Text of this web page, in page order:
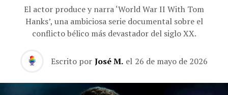
El actor produce y narra ‘World War II With Tom
Hanks’, una ambiciosa serie documental sobre el
conflicto bélico más devastador del siglo XX.
Escrito por José M. el 26 de mayo de 2026